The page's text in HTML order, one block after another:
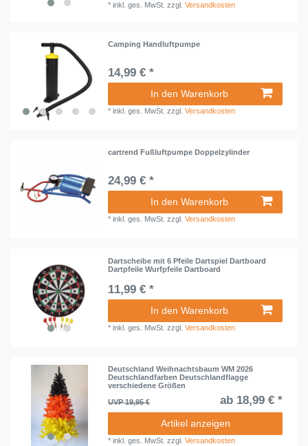
*inkl. ges. MwSt. zzgl.Versandkosten
Camping Handluftpumpe
14,99 € *
In den Warenkorb
*inkl. ges. MwSt. zzgl.Versandkosten
cartrend Fußluftpumpe Doppelzylinder
24,99 € *
In den Warenkorb
*inkl. ges. MwSt. zzgl.Versandkosten
Dartscheibe mit 6 Pfeile Dartspiel Dartboard
Dartpfeile Wurfpfeile Dartboard
11,99 € *
In den Warenkorb
*inkl. ges. MwSt. zzgl.Versandkosten
Deutschland Weihnachtsbaum WM 2026
Deutschlandfarben Deutschlandflagge
verschiedene Größen
UVP 19,95 €
ab 18,99 € *
Artikel anzeigen
*inkl. ges. MwSt. zzgl.Versandkosten